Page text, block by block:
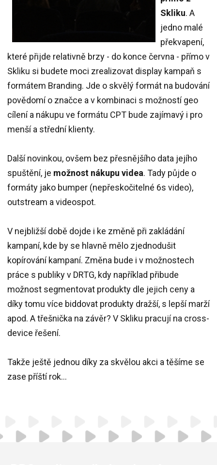
Skliku. A
jedno malé
překvapení,
které přijde relativně brzy - do konce června - přímo v
Skliku si budete moci zrealizovat display kampaň s
formátem Branding. Jde o skvělý formát na budování
povědomí o značce a v kombinaci s možností geo
cílení a nákupu ve formátu CPT bude zajímavý i pro
menší a střední klienty.
Další novinkou, ovšem bez přesnějšího data jejího
spuštění, je možnost nákupu videa. Tady půjde o
formáty jako bumper (nepřeskočitelné 6s video),
outstream a videospot.
V nejbližší době dojde i ke změně při zakládání
kampaní, kde by se hlavně mělo zjednodušit
kopírování kampaní. Změna bude i v možnostech
práce s publiky v DRTG, kdy například přibude
možnost segmentovat produkty dle jejich ceny a
díky tomu více biddovat produkty dražší, s lepší marží
apod. A třešnička na závěr? V Skliku pracují na cross-
device řešení.
Takže ještě jednou díky za skvělou akci a těšíme se
zase příští rok…